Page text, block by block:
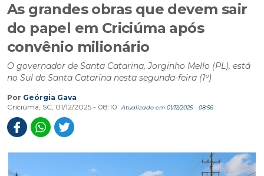
As grandes obras que devem sair
do papel em Criciúma após
convênio milionário
O governador de Santa Catarina, Jorginho Mello (PL), está
no Sul de Santa Catarina nesta segunda-feira (1º)
Por Geórgia Gava
Criciúma, SC, 01/12/2025 - 08:10
Atualizado em 01/12/2025 - 08:56